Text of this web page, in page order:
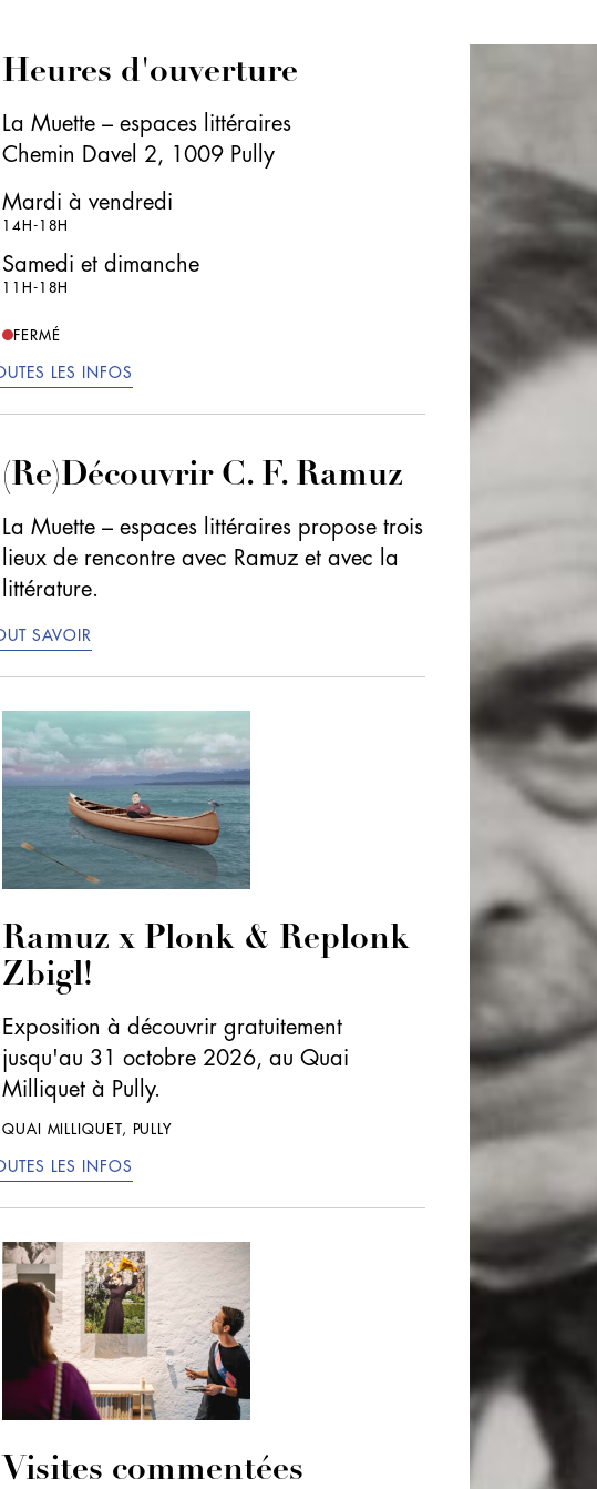
Heures d'ouverture
La Muette – espaces littéraires
Chemin Davel 2, 1009 Pully
Mardi à vendredi
14H-18H
Samedi et dimanche
11H-18H
FERMÉ
LES INFOS
(Re)Découvrir C. F. Ramuz
La Muette – espaces littéraires propose trois
lieux de rencontre avec Ramuz et avec la
littérature.
SAVOIR
Ramuz x Plonk & Replonk
Zbigl!
Exposition à découvrir gratuitement
jusqu'au 31 octobre 2026, au Quai
Milliquet à Pully.
QUAI MILLIQUET, PULLY
LES INFOS
Visites commentées